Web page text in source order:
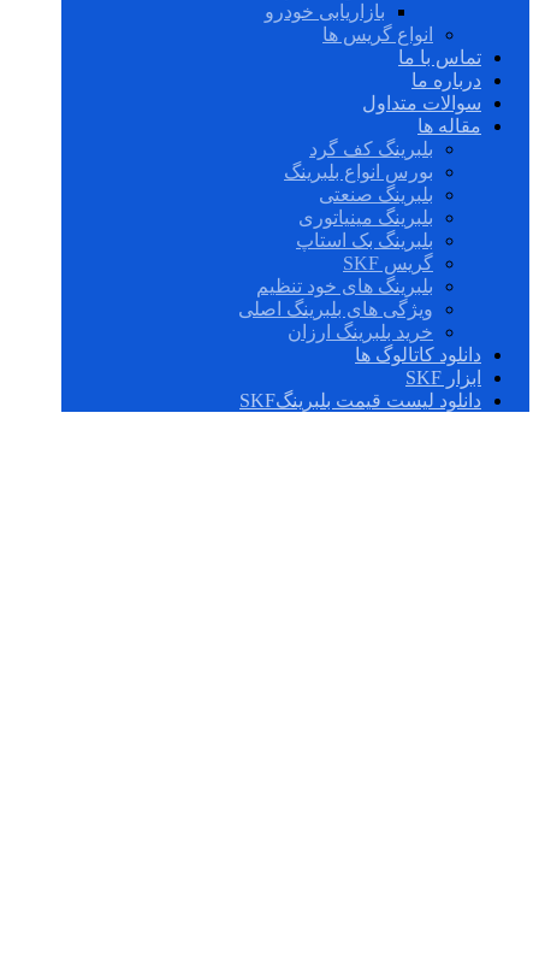
بازاریابی خودرو
انواع گریس ها
تماس با ما
درباره ما
سوالات متداول
مقاله ها
بلبرینگ کف گرد
بورس انواع بلبرینگ
بلبرینگ صنعتی
بلبرینگ مینیاتوری
بلبرینگ بک استاپ
گریس SKF
بلبرینگ های خود تنظیم
ویژگی های بلبرینگ اصلی
خرید بلبرینگ ارزان
دانلود کاتالوگ ها
ابزار SKF
دانلود لیست قیمت بلبرینگSKF